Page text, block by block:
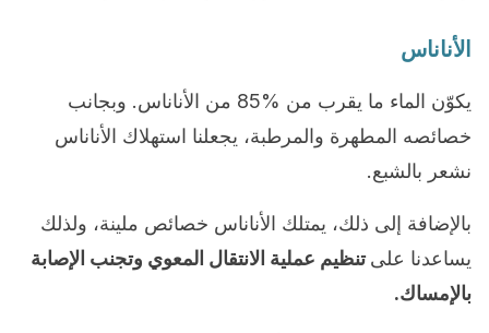
الأناناس
يكوّن الماء ما يقرب من %85 من الأناناس. وبجانب
خصائصه المطهرة والمرطبة، يجعلنا استهلاك الأناناس
نشعر بالشبع.
بالإضافة إلى ذلك، يمتلك الأناناس خصائص ملينة، ولذلك
يساعدنا علىتنظيم عملية الانتقال المعوي وتجنب الإصابة
بالإمساك.